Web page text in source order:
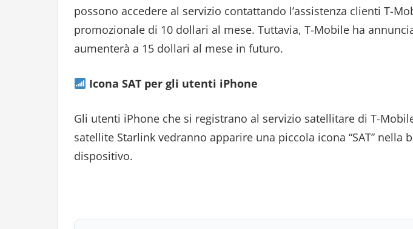
possono accedere al servizio contattando l’assistenza clienti T-
promozionale di 10 dollari al mese. Tuttavia, T-Mobile ha
aumenterà a 15 dollari al mese in futuro.
Icona SAT per gli utenti iPhone
Gli utenti iPhone che si registrano al servizio satellitare di T-
satellite Starlink vedranno apparire una piccola icona “SAT” nella
dispositivo.